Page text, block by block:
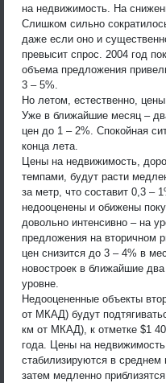
на недвижимость. На
Слишком сильно
даже если оно и
превысит спрос. 2004 год
объема предложения
3 – 5%.
Но летом, естественно,
Уже в ближайшие месяц –
цен до 1 – 2%. Спокойная
конца лета.
Цены на недвижимость,
темпами, будут расти
за метр, что составит 0,3 –
недооценены и обижены
довольно интенсивно – на
предложения на вторичном
цен снизится до 3 – 4% в
новостроек в ближайшие
уровне.
Недооцененные объекты
от МКАД) будут
км от МКАД), к отметке $1
года. Цены на
стабилизируются в среднем
затем медленно